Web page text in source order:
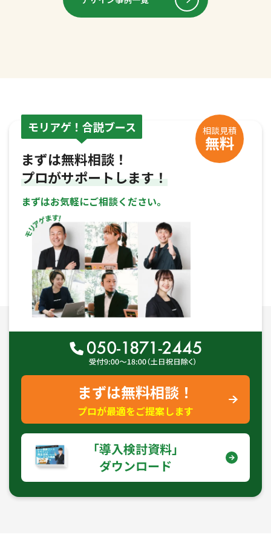
モリアゲ！合説ブース 相談見積
無料
まずは無料相談！
プロがサポートします！
まずはお気軽にご相談ください。
まずは無料相談！
プロが最適をご提案します
｢導入検討資料｣
ダウンロード